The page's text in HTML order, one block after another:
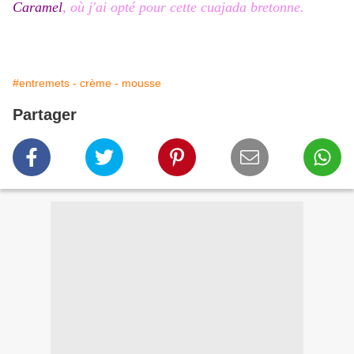
Caramel, où j'ai opté pour cette cuajada bretonne.
#entremets - crème - mousse
Partager